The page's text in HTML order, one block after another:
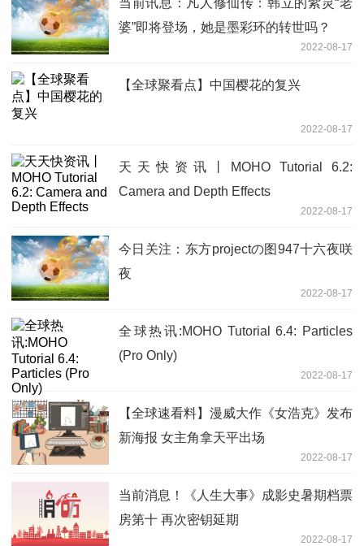
婆”即将登场，她是墨彩环的转世吗？
2022-08-17
【全球聚看点】中国樱花的复兴
2022-08-17
天天快资讯丨MOHO Tutorial 6.2:
Camera and Depth Effects
2022-08-17
今日关注：东方projectの图947十六夜咲
夜
2022-08-17
全球热讯:MOHO Tutorial 6.4: Particles
(Pro Only)
2022-08-17
【全球速看料】漫威大作《女浩克》发布
新海报 女主角拿天平出场
2022-08-17
当前消息！《人生大事》成影史暑期档票
房第十 再次密钥延期
2022-08-17